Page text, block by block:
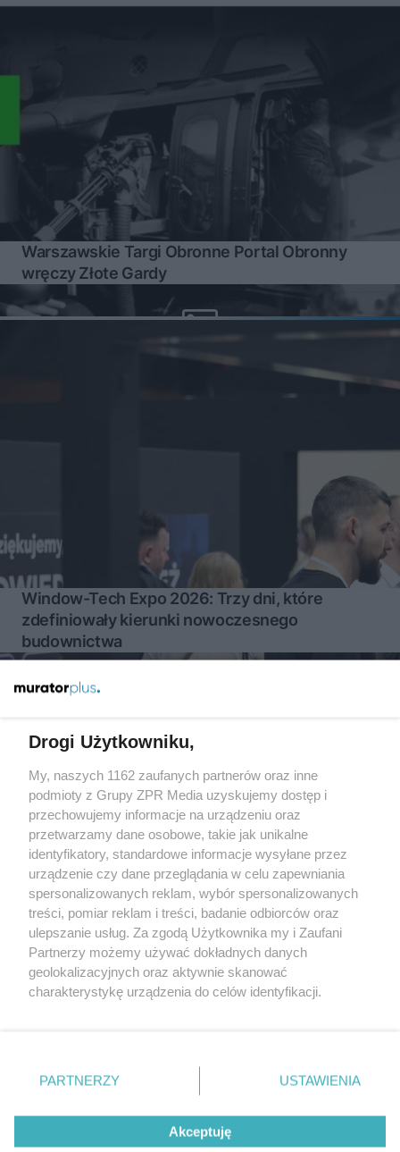
Warszawskie Targi Obronne Portal Obronny
wręczy Złote Gardy
Window-Tech Expo 2026: Trzy dni, które
zdefiniowały kierunki nowoczesnego
budownictwa
Żaden utwór zamieszczony w serwisie nie może być powielany i
rozpowszechniany lub dalej rozpowszechniany w jakikolwiek
sposób (w tym także elektroniczny lub mechaniczny) na
jakimkolwiek polu eksploatacji w jakiejkolwiek formie, włącznie z
umieszczaniem w Internecie bez pisemnej zgody właściciela praw.
Jakiekolwiek użycie lub wykorzystanie utworów w całości lub w
części z naruszeniem prawa, tzn. bez właściwej zgody, jest
zabronione pod groźbą kary i może być ścigane prawnie.
Drogi Użytkowniku,
My, naszych 1162 zaufanych partnerów oraz inne
podmioty z Grupy ZPR Media uzyskujemy dostęp i
przechowujemy informacje na urządzeniu oraz
przetwarzamy dane osobowe, takie jak unikalne
identyfikatory, standardowe informacje wysyłane przez
urządzenie czy dane przeglądania w celu zapewniania
spersonalizowanych reklam, wybór spersonalizowanych
treści, pomiar reklam i treści, badanie odbiorców oraz
ulepszanie usług. Za zgodą Użytkownika my i Zaufani
Partnerzy możemy używać dokładnych danych
geolokalizacyjnych oraz aktywnie skanować
charakterystykę urządzenia do celów identyfikacji.
zmienić/wycofać klikając przycisk ustawień prywatności
znajdujący się w lewym dolnym rogu strony
rodzaje przetwarzania danych nie wymagają zgody
użytkownika, ale masz prawo sprzeciwić się takiemu
PARTNERZY USTAWIENIA
Akceptuję